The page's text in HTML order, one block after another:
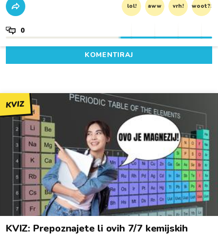
lol! aww vrh! woot?!
0
KOMENTIRAJ
KVIZ
KVIZ: Prepoznajete li ovih 7/7 kemijskih